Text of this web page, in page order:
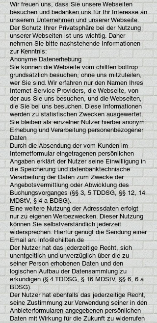
Wir freuen uns, dass Sie unsere Webseiten
besuchen und bedanken uns für Ihr Interesse an
unserem Unternehmen und unserer Webseite.
Der Schutz Ihrer Privatsphäre bei der Nutzung
unserer Webseiten ist uns wichtig. Daher
nehmen Sie bitte nachstehende Informationen
zur Kenntnis:
Anonyme Datenerhebung
Sie können die Webseite vom chillten bottrop
grundsätzlich besuchen, ohne uns mitzuteilen,
wer Sie sind. Wir erfahren nur den Namen Ihres
Internet Service Providers, die Webseite, von
der aus Sie uns besuchen, und die Webseiten,
die Sie bei uns besuchen. Diese Informationen
werden zu statistischen Zwecken ausgewertet.
Sie bleiben als einzelner Nutzer hierbei anonym.
Erhebung und Verarbeitung personenbezogener
Daten
Durch die Absendung der vom Kunden im
Internetformular eingetragenen persönlichen
Angaben erklärt der Nutzer seine Einwilligung in
die Speicherung und datenbanktechnische
Verarbeitung der Daten zum Zwecke der
Angebotsvermittlung oder Abwicklung des
Buchungsvorganges (§§ 3, 5 TDDSG, §§ 12, 14
MDStV, § 4 a BDSG).
Eine weitere Nutzung der Adressdaten erfolgt
nur zu eigenen Werbezwecken. Dieser Nutzung
können Sie selbstverständlich jederzeit
widersprechen. Hierfür genügt die Sendung einer
Email an:info@chillten.de
Der Nutzer hat das jederzeitige Recht, sich
unentgeltlich und unverzüglich über die zu
seiner Person erhobenen Daten und den
logischen Aufbau der Datensammlung zu
erkundigen (§ 4 TDDSG, § 16 MDStV, §§ 6, 6 a
BDSG).
Der Nutzer hat ebenfalls das jederzeitige Recht,
seine Zustimmung zur Verwendung seiner in den
Anbieterformularen angegebenen persönlichen
Daten mit Wirkung für die Zukunft zu widerrufen